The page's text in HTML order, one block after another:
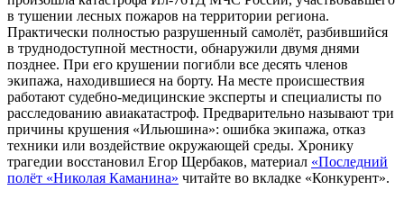
в тушении лесных пожаров на территории региона.
Практически полностью разрушенный самолёт, разбившийся
в труднодоступной местности, обнаружили двумя днями
позднее. При его крушении погибли все десять членов
экипажа, находившиеся на борту. На месте происшествия
работают судебно-медицинские эксперты и специалисты по
расследованию авиакатастроф. Предварительно называют три
причины крушения «Ильюшина»: ошибка экипажа, отказ
техники или воздействие окружающей среды. Хронику
трагедии восстановил Егор Щербаков, материал «Последний
полёт «Николая Каманина» читайте во вкладке «Конкурент».